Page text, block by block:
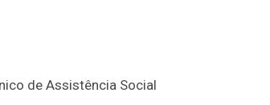
de Assistência Social